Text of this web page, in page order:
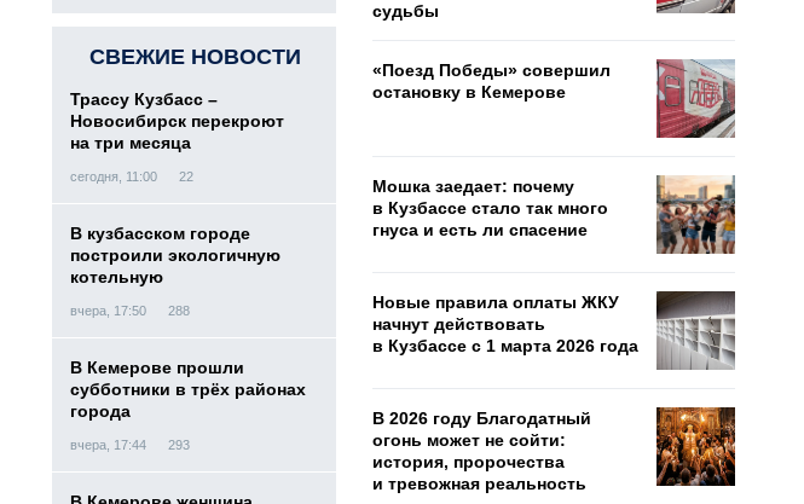
СВЕЖИЕ НОВОСТИ
Трассу Кузбасс –
Новосибирск перекроют
на три месяца
сегодня, 11:00 22
В кузбасском городе
построили экологичную
котельную
вчера, 17:50 288
В Кемерове прошли
субботники в трёх районах
города
вчера, 17:44 293
судьбы
«Поезд Победы» совершил
остановку в Кемерове
Мошка заедает: почему
в Кузбассе стало так много
гнуса и есть ли спасение
Новые правила оплаты ЖКУ
начнут действовать
в Кузбассе с 1 марта 2026 года
В 2026 году Благодатный
огонь может не сойти:
история, пророчества
и тревожная реальность